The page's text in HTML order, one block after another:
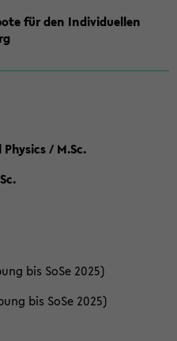
für den Individuellen
/ M.Sc.
bis SoSe 2025)
bis SoSe 2025)